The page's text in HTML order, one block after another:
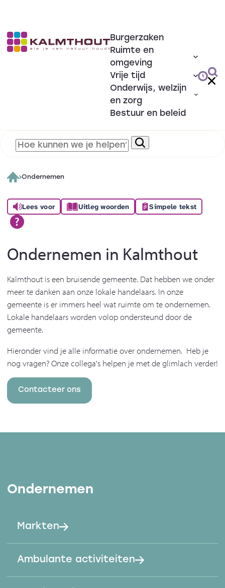
Burgerzaken
Ruimte en
omgeving
Vrije tijd
Onderwijs, welzijn
en zorg
Bestuur en beleid
Ondernemen
Lees voor Uitleg woorden Simpele tekst
Ondernemen in Kalmthout
Kalmthout is een bruisende gemeente. Dat hebben we onder
meer te danken aan onze lokale handelaars. In onze
gemeente is er immers heel wat ruimte om te ondernemen.
Lokale handelaars worden volop ondersteund door de
gemeente.
Hieronder vind je alle informatie over ondernemen. Heb je
nog vragen? Onze collega's helpen je met de glimlach verder!
Contacteer ons
Ondernemen
Markten
Ambulante activiteiten